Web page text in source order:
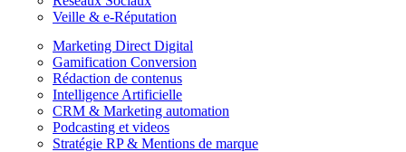
Veille & e-Réputation
Marketing Direct Digital
Gamification Conversion
Rédaction de contenus
Intelligence Artificielle
CRM & Marketing automation
Podcasting et videos
Stratégie RP & Mentions de marque